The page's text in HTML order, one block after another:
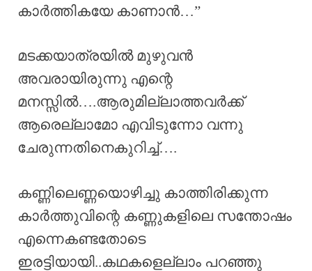
കാർത്തികയേ കാണാൻ…”
മടക്കയാത്രയിൽ മുഴുവൻ
അവരായിരുന്നു എന്റെ
മനസ്സിൽ….ആരുമില്ലാത്തവർക്ക്
ആരെല്ലാമോ എവിടുന്നോ വന്നു
ചേരുന്നതിനെകുറിച്ച്….
കണ്ണിലെണ്ണയൊഴിച്ചു കാത്തിരിക്കുന്ന
കാർത്തുവിന്റെ കണ്ണുകളിലെ സന്തോഷം
എന്നെകണ്ടതോടെ
ഇരട്ടിയായി..കഥകളെല്ലാം പറഞ്ഞു